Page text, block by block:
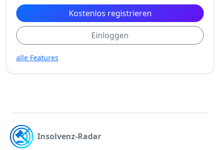
Kostenlos registrieren
Einloggen
alle Features
Insolvenz-Radar